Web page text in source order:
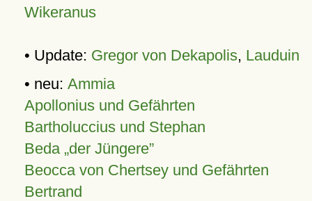
Wikeranus
• Update: Gregor von Dekapolis, Lauduin
• neu: Ammia
Apollonius und Gefährten
Bartholuccius und Stephan
Beda „der Jüngere”
Beocca von Chertsey und Gefährten
Bertrand